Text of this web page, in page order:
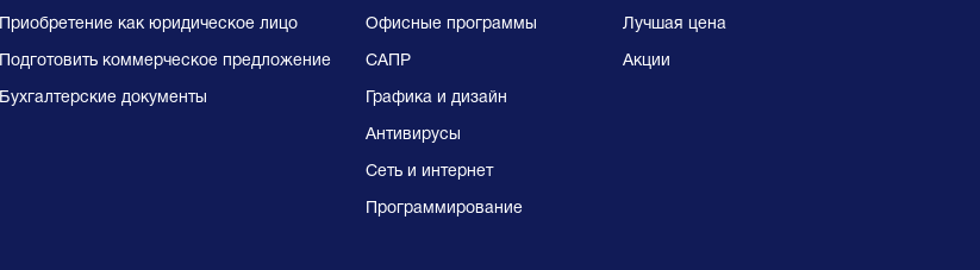
Приобретение как юридическое лицо
Подготовить коммерческое предложение
Бухгалтерские документы
Офисные программы
САПР
Графика и дизайн
Антивирусы
Сеть и интернет
Программирование
Лучшая цена
Акции